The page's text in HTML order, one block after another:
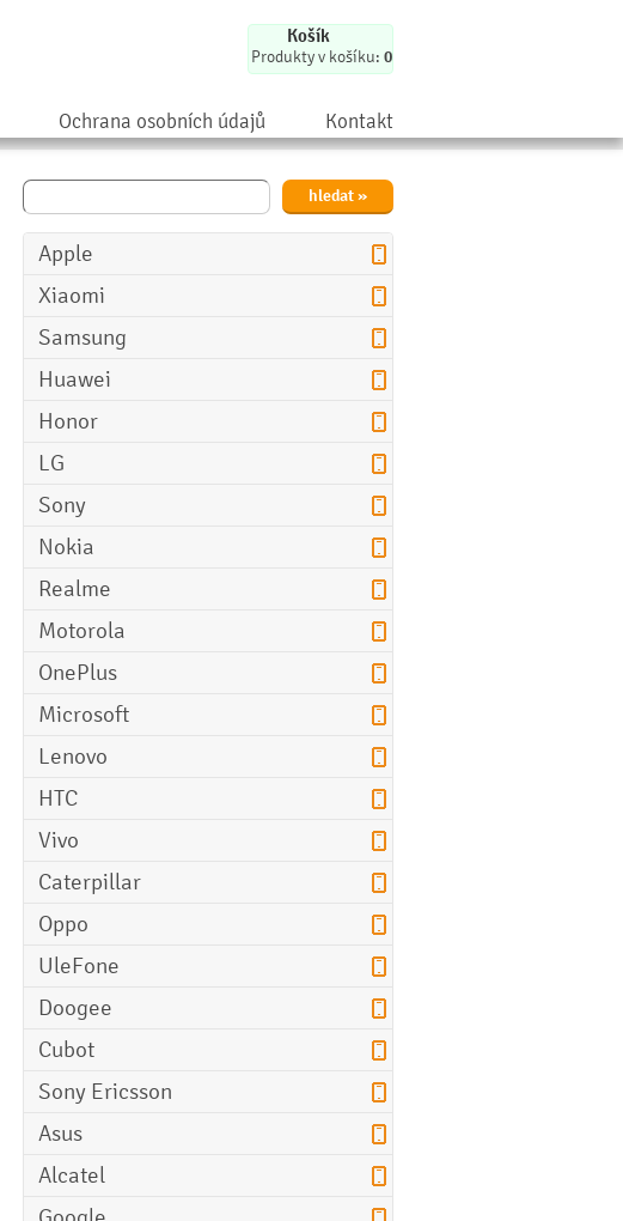
Košík
Produkty v košíku: 0
Ochrana osobních údajů Kontakt
Apple
Xiaomi
Samsung
Huawei
Honor
LG
Sony
Nokia
Realme
Motorola
OnePlus
Microsoft
Lenovo
HTC
Vivo
Caterpillar
Oppo
UleFone
Doogee
Cubot
Sony Ericsson
Asus
Alcatel